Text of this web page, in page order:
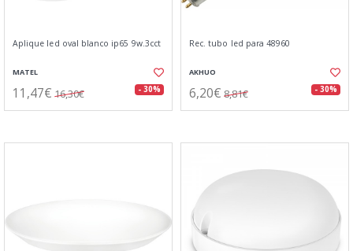
Aplique led oval blanco ip65 9w.3cct
MATEL
11,47€ 16,30€ - 30%
Rec. tubo led para 48960
AKHUO
6,20€ 8,81€ - 30%